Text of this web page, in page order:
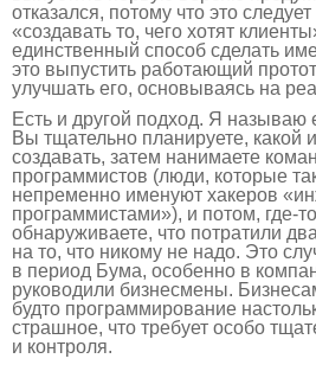
отказался, потому что это
«создавать то, чего хотят
единственный способ сделать
это выпустить работающий
улучшать его, основываясь на
Есть и другой подход. Я называю
Вы тщательно планируете, какой
создавать, затем нанимаете
программистов (люди, которые
непременно именуют хакеров
программистами»), и потом, где-
обнаруживаете, что потратили
на то, что никому не надо. Это
в период Бума, особенно в
руководили бизнесмены.
будто программирование
страшное, что требует особо
и контроля.